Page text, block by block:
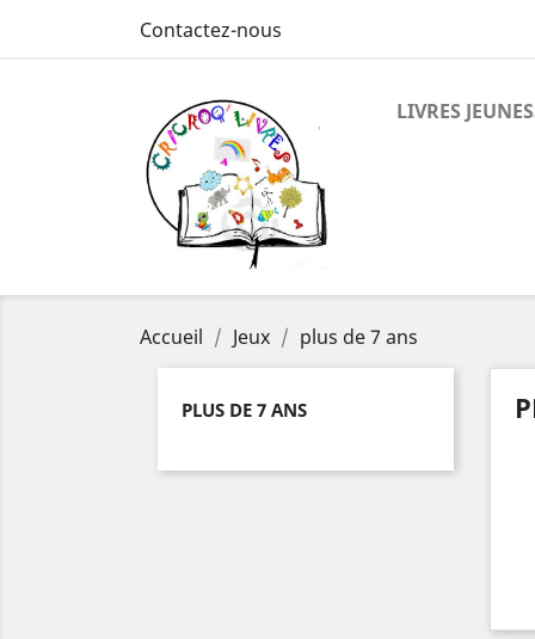
Contactez-nous
LIVRES
Accueil Jeux plus de 7 ans
PLUS DE 7 ANS